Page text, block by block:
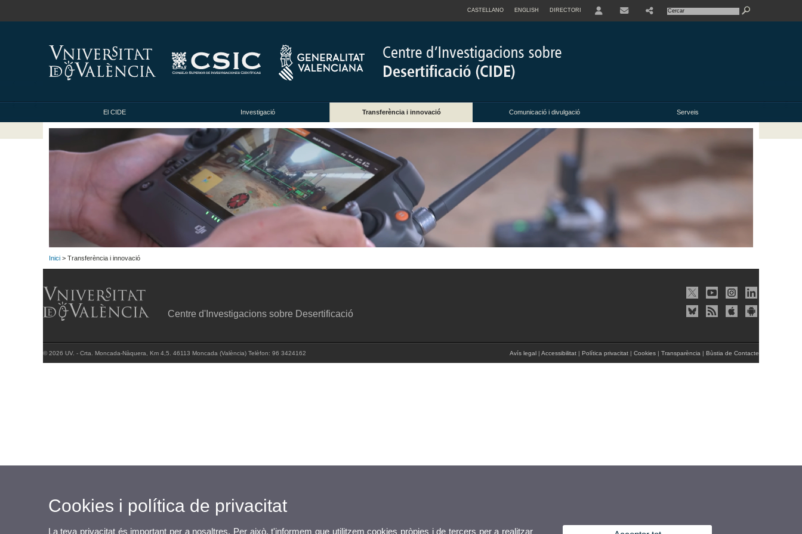
CASTELLANO ENGLISH DIRECTORI
El CIDE Investigació Transferència i innovació Comunicació i divulgació Serveis
Inici > Transferència i innovació
Centre d'Investigacions sobre Desertificació
© 2026 UV. - Crta. Moncada-Nàquera, Km 4,5. 46113 Moncada (València) Telèfon: 96 3424162 Avís legal | Accessibilitat | Política privacitat | Cookies | Transparència | Bùstia de Contacte
Cookies i política de privacitat
La teva privacitat és important per a nosaltres. Per això, t'informem que utilitzem cookies pròpies i de tercers per a realitzar